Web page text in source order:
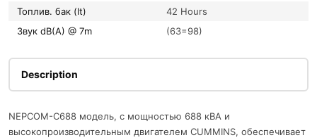
Топлив. бак (lt)
42 Hours
Звук dB(A) @ 7m
(63=98)
Description
NEPCOM-C688 модель, с мощностью 688 кВА и
высокопроизводительным двигателем CUMMINS, обеспечивает